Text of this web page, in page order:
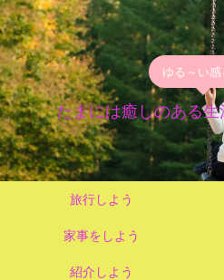
ゆる～い感
たまには癒しのある
旅行しよう
家事をしよう
紹介しよう